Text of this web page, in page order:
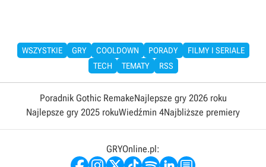
WSZYSTKIE GRY COOLDOWN PORADY
FILMY I SERIALE
TECH
TEMATY RSS
Poradnik Gothic RemakeNajlepsze gry 2026 roku
Najlepsze gry 2025 rokuWiedźmin 4Najbliższe premiery
GRYOnline.pl: